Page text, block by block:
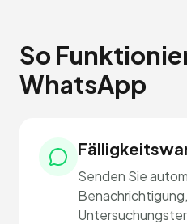
So
WhatsApp
Senden Sie